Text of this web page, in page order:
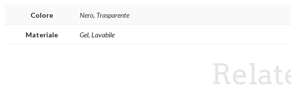
Colore Nero, Trasparente
Materiale Gel, Lavabile